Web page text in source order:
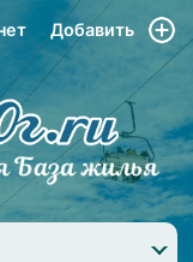
Добавить